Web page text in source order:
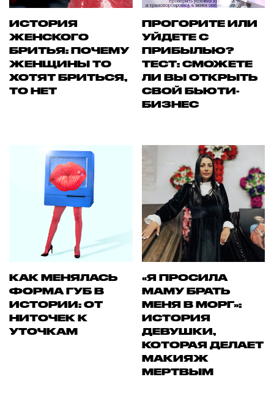
ИСТОРИЯ
ЖЕНСКОГО
БРИТЬЯ: ПОЧЕМУ
ЖЕНЩИНЫ ТО
ХОТЯТ БРИТЬСЯ,
ТО НЕТ
ПРОГОРИТЕ ИЛИ
УЙДЕТЕ С
ПРИБЫЛЬЮ?
ТЕСТ: СМОЖЕТЕ
ЛИ ВЫ ОТКРЫТЬ
СВОЙ БЬЮТИ-
БИЗНЕС
КАК МЕНЯЛАСЬ
ФОРМА ГУБ В
ИСТОРИИ: ОТ
НИТОЧЕК К
УТОЧКАМ
«Я ПРОСИЛА
МАМУ БРАТЬ
МЕНЯ В МОРГ»:
ИСТОРИЯ
ДЕВУШКИ,
КОТОРАЯ ДЕЛАЕТ
МАКИЯЖ
МЕРТВЫМ